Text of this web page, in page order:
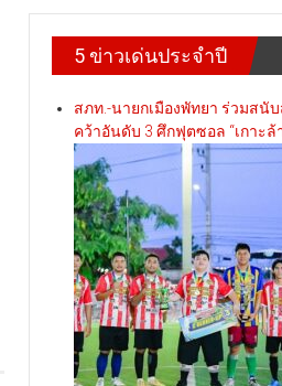
5 ข่าวเด่นประจำปี
สภท.-นายกเมืองพัทยา ร่วมสนั
คว้าอันดับ 3 ศึกฟุตซอล “เกาะล้